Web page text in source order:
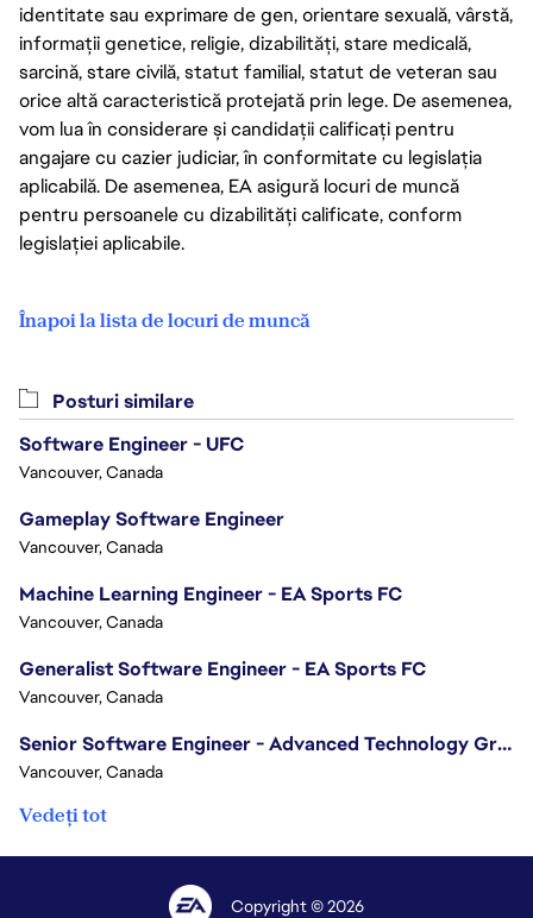
identitate sau exprimare de gen, orientare sexuală, vârstă,
informații genetice, religie, dizabilități, stare medicală,
sarcină, stare civilă, statut familial, statut de veteran sau
orice altă caracteristică protejată prin lege. De asemenea,
vom lua în considerare și candidații calificați pentru
angajare cu cazier judiciar, în conformitate cu legislația
aplicabilă. De asemenea, EA asigură locuri de muncă
pentru persoanele cu dizabilități calificate, conform
legislației aplicabile.
Înapoi la lista de locuri de muncă
Posturi similare
Software Engineer - UFC
Vancouver, Canada
Gameplay Software Engineer
Vancouver, Canada
Machine Learning Engineer - EA Sports FC
Vancouver, Canada
Generalist Software Engineer - EA Sports FC
Vancouver, Canada
Senior Software Engineer - Advanced Technology Group
Vancouver, Canada
Vedeți tot
Copyright © 2026